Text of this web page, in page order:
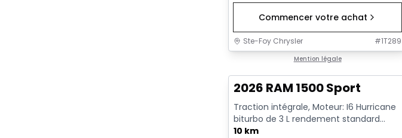
Commencer votre achat
Ste-Foy Chrysler #1T289
Mention légale
2026 RAM 1500 Sport
Traction intégrale, Moteur: I6 Hurricane
biturbo de 3 L rendement standard
avec arrêt au ralenti - 6...
10 km